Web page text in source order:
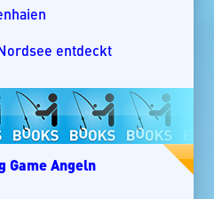
entdeckt
Game Angeln